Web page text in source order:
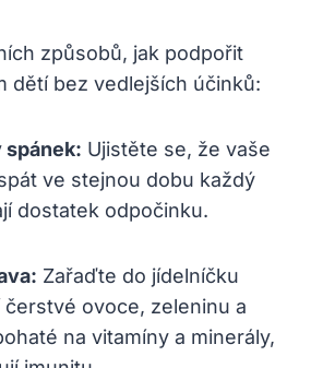
způsobů, jak podpořit
dětí bez vedlejších účinků:
spánek: Ujistěte se, že vaše
ve stejnou dobu každý
dostatek odpočinku.
Zařaďte do jídelníčku
ovoce, zeleninu a
na vitamíny a minerály,